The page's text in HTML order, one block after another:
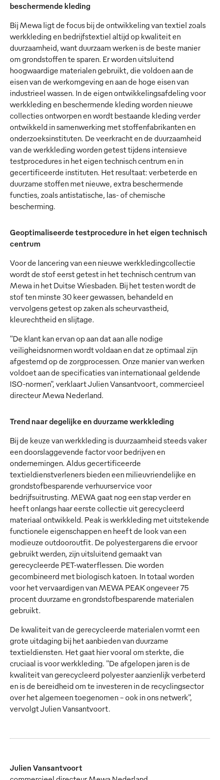
beschermende kleding
Bij Mewa ligt de focus bij de ontwikkeling van textiel zoals
werkkleding en bedrijfstextiel altijd op kwaliteit en
duurzaamheid, want duurzaam werken is de beste manier
om grondstoffen te sparen. Er worden uitsluitend
hoogwaardige materialen gebruikt, die voldoen aan de
eisen van de werkomgeving en aan de hoge eisen van
industrieel wassen. In de eigen ontwikkelingsafdeling voor
werkkleding en beschermende kleding worden nieuwe
collecties ontworpen en wordt bestaande kleding verder
ontwikkeld in samenwerking met stoffenfabrikanten en
onderzoeksinstituten. De veerkracht en de duurzaamheid
van de werkkleding worden getest tijdens intensieve
testprocedures in het eigen technisch centrum en in
gecertificeerde instituten. Het resultaat: verbeterde en
duurzame stoffen met nieuwe, extra beschermende
functies, zoals antistatische, las- of chemische
bescherming.
Geoptimaliseerde testprocedure in het eigen technisch
centrum
Voor de lancering van een nieuwe werkkledingcollectie
wordt de stof eerst getest in het technisch centrum van
Mewa in het Duitse Wiesbaden. Bij het testen wordt de
stof ten minste 30 keer gewassen, behandeld en
vervolgens getest op zaken als scheurvastheid,
kleurechtheid en slijtage.
"De klant kan ervan op aan dat aan alle nodige
veiligheidsnormen wordt voldaan en dat ze optimaal zijn
afgestemd op de zorgprocessen. Onze manier van werken
voldoet aan de specificaties van internationaal geldende
ISO-normen", verklaart Julien Vansantvoort, commercieel
directeur Mewa Nederland.
Trend naar degelijke en duurzame werkkleding
Bij de keuze van werkkleding is duurzaamheid steeds vaker
een doorslaggevende factor voor bedrijven en
ondernemingen. Aldus gecertificeerde
textieldienstverleners bieden een milieuvriendelijke en
grondstofbesparende verhuurservice voor
bedrijfsuitrusting. MEWA gaat nog een stap verder en
heeft onlangs haar eerste collectie uit gerecycleerd
materiaal ontwikkeld. Peak is werkkleding met uitstekende
functionele eigenschappen en heeft de look van een
modieuze outdooroutfit. De polyestergarens die ervoor
gebruikt werden, zijn uitsluitend gemaakt van
gerecycleerde PET-waterflessen. Die worden
gecombineerd met biologisch katoen. In totaal worden
voor het vervaardigen van MEWA PEAK ongeveer 75
procent duurzame en grondstofbesparende materialen
gebruikt.
De kwaliteit van de gerecycleerde materialen vormt een
grote uitdaging bij het aanbieden van duurzame
textieldiensten. Het gaat hier vooral om sterkte, die
cruciaal is voor werkkleding. "De afgelopen jaren is de
kwaliteit van gerecycleerd polyester aanzienlijk verbeterd
en is de bereidheid om te investeren in de recyclingsector
over het algemeen toegenomen - ook in ons netwerk",
vervolgt Julien Vansantvoort.
Julien Vansantvoort